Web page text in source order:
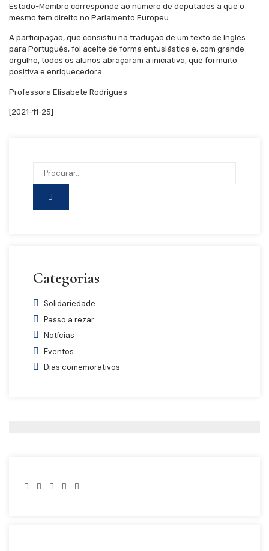
Estado-Membro corresponde ao número de deputados a que o
mesmo tem direito no Parlamento Europeu.
A participação, que consistiu na tradução de um texto de Inglês
para Português, foi aceite de forma entusiástica e, com grande
orgulho, todos os alunos abraçaram a iniciativa, que foi muito
positiva e enriquecedora.
Professora Elisabete Rodrigues
[2021-11-25]
Categorias
Solidariedade
Passo a rezar
Notícias
Eventos
Dias comemorativos